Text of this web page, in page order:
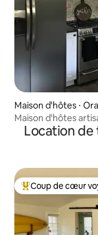
Maison d'hôtes ⋅
Maison d'hôtes
Location de
Coups de cœur
Coup de cœur